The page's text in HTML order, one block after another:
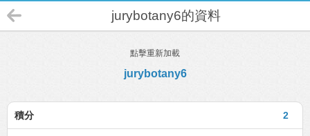
jurybotany6的資料
點擊重新加載
jurybotany6
2
積分